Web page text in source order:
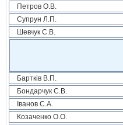
Петров О.В.
Супрун Л.П.
Шевчук С.В.
Бартків В.П.
Бондарчук С.В.
Іванов С.А.
Козаченко О.О.